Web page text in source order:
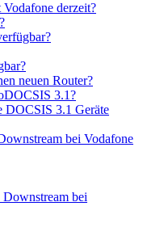
derzeit?
neuen Router?
3.1?
DOCSIS 3.1 Geräte
bei Vodafone
bei